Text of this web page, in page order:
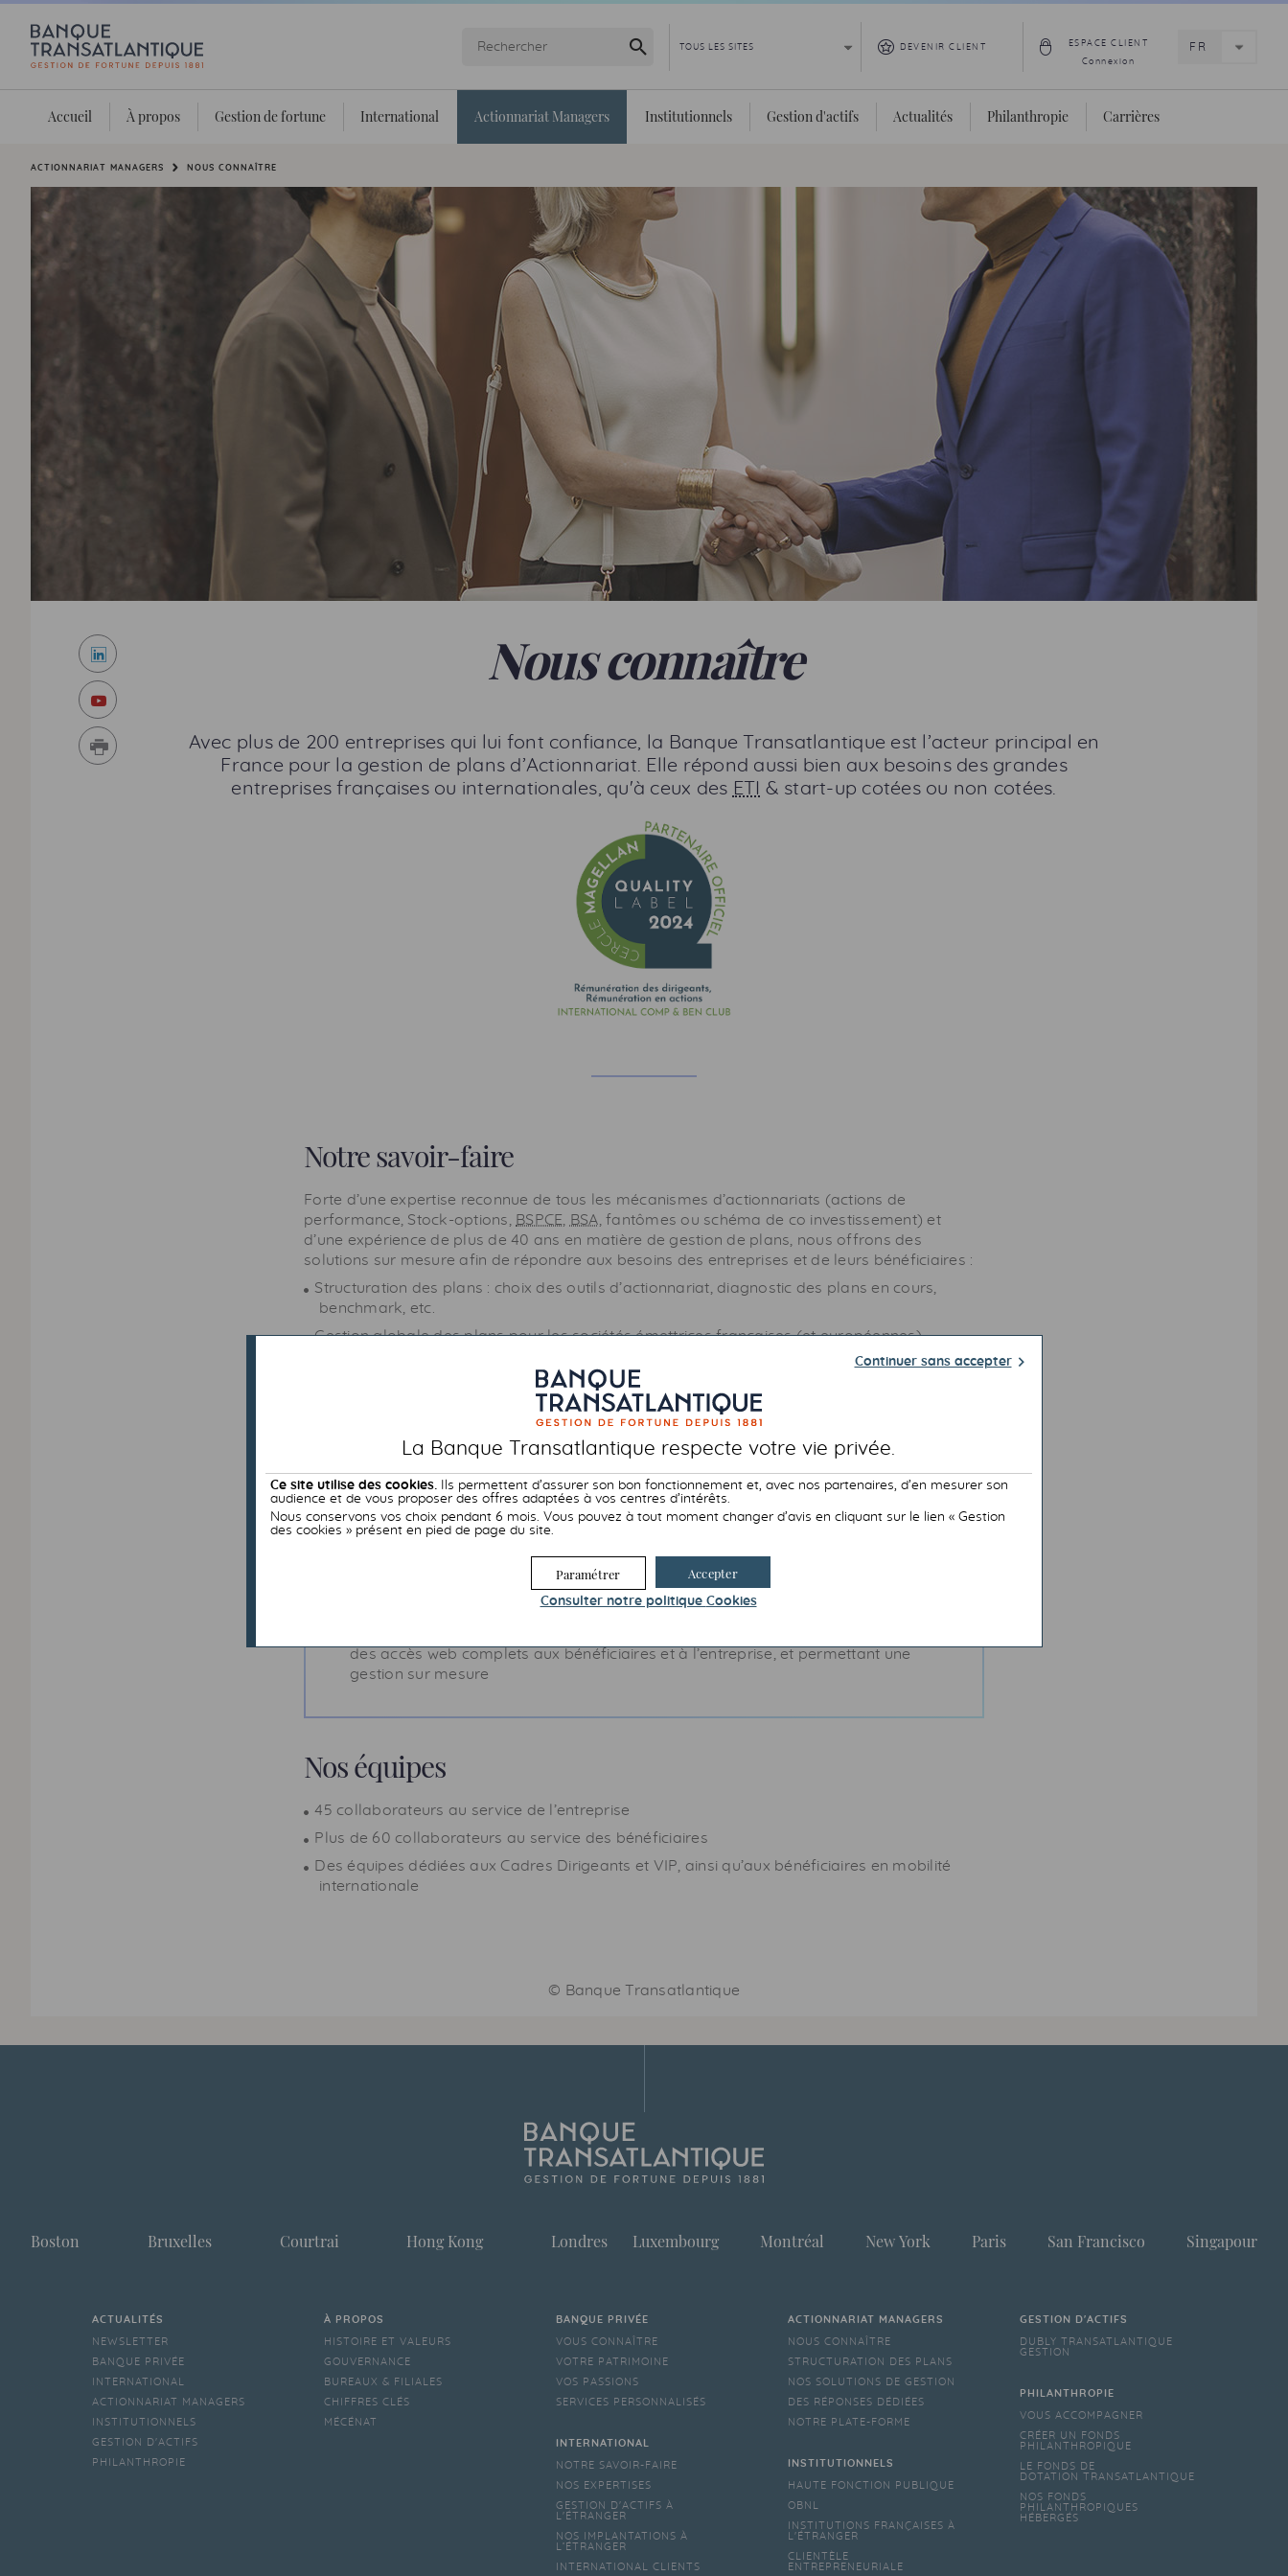
Lancer la recherche DEVENIR CLIENT ESPACE CLIENT
Connexion
Accueil À propos Gestion de fortune International Actionnariat Managers Institutionnels Gestion d'actifs Actualités Philanthropie Carrières
Vous êtes ici:
ACTIONNARIAT MANAGERS NOUS CONNAÎTRE
Nous connaître
LinkedIn
Youtube
Imprimer
Avec plus de 200 entreprises qui lui font confiance, la Banque Transatlantique est l’acteur principal en
France pour la gestion de plans d’Actionnariat. Elle répond aussi bien aux besoins des grandes
entreprises françaises ou internationales, qu'à ceux des ETI & start-up cotées ou non cotées.
Notre savoir-faire
Forte d’une expertise reconnue de tous les mécanismes d’actionnariats (actions de
performance, Stock-options, BSPCE, BSA, fantômes ou schéma de co investissement) et
d’une expérience de plus de 40 ans en matière de gestion de plans, nous offrons des
solutions sur mesure afin de répondre aux besoins des entreprises et de leurs bénéficiaires :
Structuration des plans : choix des outils d’actionnariat, diagnostic des plans en cours,
benchmark, etc.
Gestion globale des plans pour les sociétés émettrices françaises (et européennes)
Accompagnement personnalisé des bénéficiaires
Nos atouts
Une expérience unique dans la gestion de plans français et internationaux
Une gestion couvrant toutes les spécificités de l’international et notamment les
complexités de la mobilité internationale
des accès web complets aux bénéficiaires et à l’entreprise, et permettant une
gestion sur mesure
Nos équipes
45 collaborateurs au service de l’entreprise
Plus de 60 collaborateurs au service des bénéficiaires
Des équipes dédiées aux Cadres Dirigeants et VIP, ainsi qu’aux bénéficiaires en mobilité
internationale
© Banque Transatlantique
Boston Bruxelles Courtrai Hong Kong Londres Luxembourg Montréal New York Paris San Francisco Singapour
ACTUALITÉS
NEWSLETTER
BANQUE PRIVÉE
INTERNATIONAL
ACTIONNARIAT MANAGERS
INSTITUTIONNELS
GESTION D'ACTIFS
PHILANTHROPIE
À PROPOS
HISTOIRE ET VALEURS
GOUVERNANCE
BUREAUX & FILIALES
CHIFFRES CLÉS
MÉCÉNAT
BANQUE PRIVÉE
VOUS CONNAÎTRE
VOTRE PATRIMOINE
VOS PASSIONS
SERVICES PERSONNALISÉS
INTERNATIONAL
NOTRE SAVOIR-FAIRE
NOS EXPERTISES
GESTION D'ACTIFS À
L'ÉTRANGER
NOS IMPLANTATIONS À
L’ÉTRANGER
INTERNATIONAL CLIENTS
ACTIONNARIAT MANAGERS
NOUS CONNAÎTRE
STRUCTURATION DES PLANS
NOS SOLUTIONS DE GESTION
DES RÉPONSES DÉDIÉES
NOTRE PLATE-FORME
INSTITUTIONNELS
HAUTE FONCTION PUBLIQUE
OBNL
INSTITUTIONS FRANÇAISES À
L'ÉTRANGER
CLIENTÈLE
ENTREPRENEURIALE
GESTION D'ACTIFS
DUBLY TRANSATLANTIQUE
GESTION
PHILANTHROPIE
VOUS ACCOMPAGNER
CRÉER UN FONDS
PHILANTHROPIQUE
LE FONDS DE
DOTATION TRANSATLANTIQUE
NOS FONDS
PHILANTHROPIQUES
HÉBERGÉS
Continuer sans accepter
La Banque Transatlantique respecte votre vie privée.
Ce site utilise des cookies.
Ils permettent d’assurer son bon fonctionnement et, avec nos partenaires, d’en mesurer son
audience et de vous proposer des offres adaptées à vos centres d’intérêts.
Nous conservons vos choix pendant 6 mois. Vous pouvez à tout moment changer d’avis en cliquant sur le lien « Gestion
des cookies » présent en pied de page du site.
Accepter
Paramétrer
Consulter notre politique Cookies